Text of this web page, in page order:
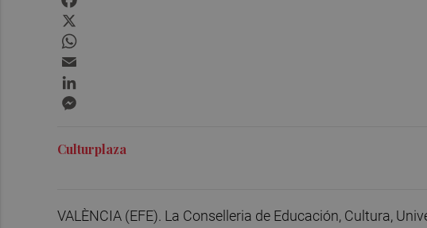
Culturplaza
VALÈNCIA (EFE). La Conselleria de Educación, Cultura,